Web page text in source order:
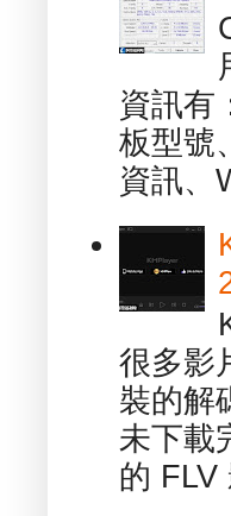
資訊有
板型號
資訊、
很多影
裝的解
未下載
的 FLV